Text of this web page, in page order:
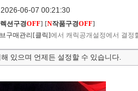
2026-06-07 00:21:30
션구경OFF] [N작품구경OFF]
구매관리[클릭]에서 캐릭공개설정에서 결정
있으며 언제든 설정할 수 있습니다.